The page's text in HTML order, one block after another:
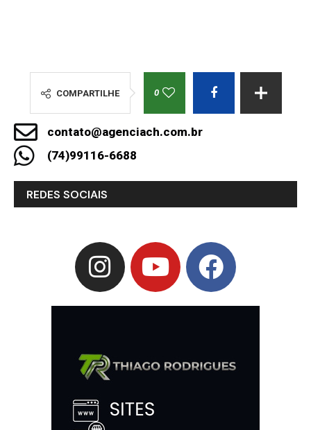
COMPARTILHE 0
contato@agenciach.com.br
(74)99116-6688
REDES SOCIAIS